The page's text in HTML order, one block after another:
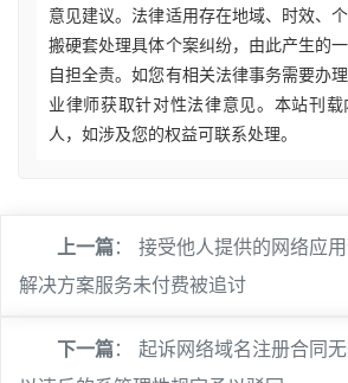
意见建议。法律适用存在地域、时效、
搬硬套处理具体个案纠纷，由此产生的
自担全责。如您有相关法律事务需要办
业律师获取针对性法律意见。本站刊
人，如涉及您的权益可联系处理。
上一篇： 接受他人提供的网络应
解决方案服务未付费被追讨
下一篇： 起诉网络域名注册合同